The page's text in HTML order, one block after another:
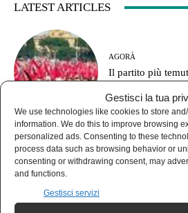
Gestisci la tua
We use technologies like cookies to store
information. We do this to improve browsing
personalized ads. Consenting to these
process data such as browsing behavior or
consenting or withdrawing consent, may
and functions.
Gestisci servizi
LATEST ARTICLES
AGORÀ
Il partito più
funzionava il Pci?